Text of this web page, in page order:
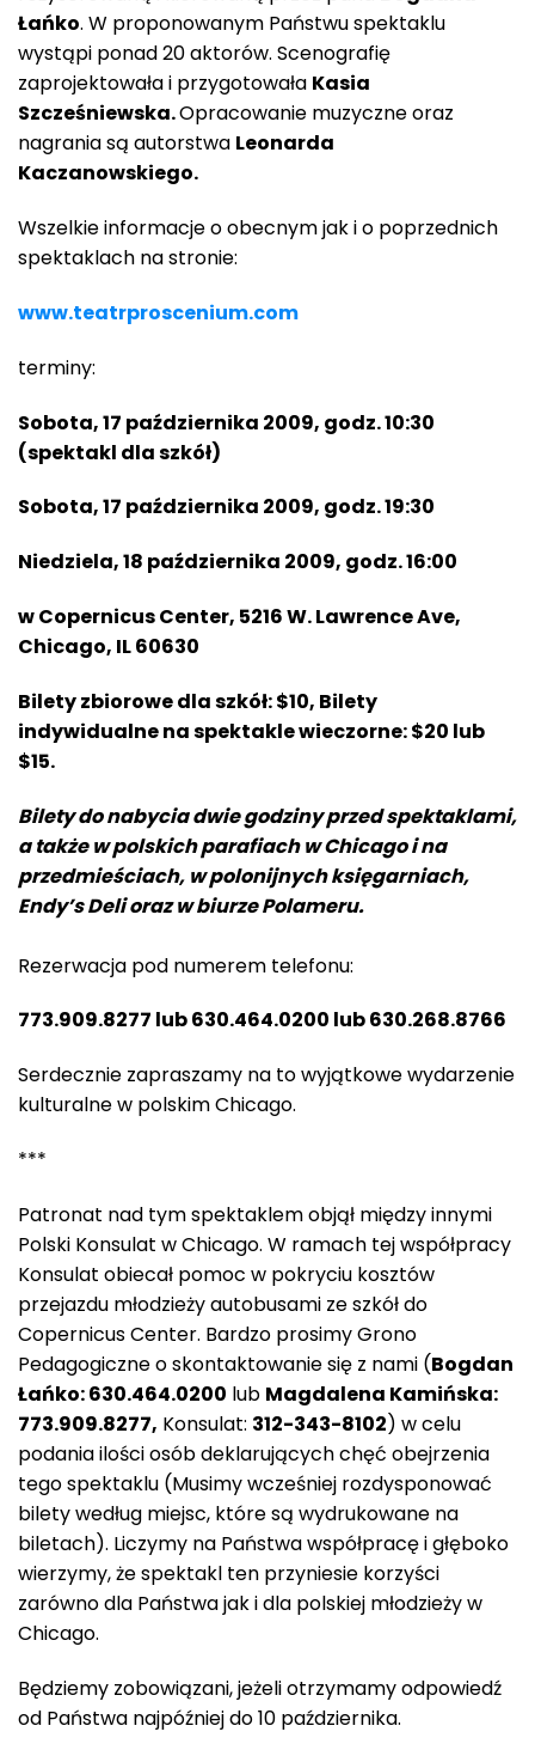
Łańko. W proponowanym Państwu spektaklu
wystąpi ponad 20 aktorów. Scenografię
zaprojektowała i przygotowała Kasia
Szcześniewska.Opracowanie muzyczne oraz
nagrania są autorstwa Leonarda
Kaczanowskiego.
Wszelkie informacje o obecnym jak i o poprzednich
spektaklach na stronie:
www.teatrproscenium.com
terminy:
Sobota, 17 października 2009, godz. 10:30
(spektakl dla szkół)
Sobota, 17 października 2009, godz. 19:30
Niedziela, 18 października 2009, godz. 16:00
w Copernicus Center, 5216 W. Lawrence Ave,
Chicago, IL 60630
Bilety zbiorowe dla szkół: $10, Bilety
indywidualne na spektakle wieczorne: $20 lub
$15.
Bilety do nabycia dwie godziny przed spektaklami,
a także w polskich parafiach w Chicago i na
przedmieściach, w polonijnych księgarniach,
Endy’s Deli oraz w biurze Polameru.
Rezerwacja pod numerem telefonu:
773.909.8277 lub 630.464.0200 lub 630.268.8766
Serdecznie zapraszamy na to wyjątkowe wydarzenie
kulturalne w polskim Chicago.
***
Patronat nad tym spektaklem objął między innymi
Polski Konsulat w Chicago. W ramach tej współpracy
Konsulat obiecał pomoc w pokryciu kosztów
przejazdu młodzieży autobusami ze szkół do
Copernicus Center. Bardzo prosimy Grono
Pedagogiczne o skontaktowanie się z nami (Bogdan
Łańko: 630.464.0200 lub Magdalena Kamińska:
773.909.8277, Konsulat: 312-343-8102) w celu
podania ilości osób deklarujących chęć obejrzenia
tego spektaklu (Musimy wcześniej rozdysponować
bilety według miejsc, które są wydrukowane na
biletach). Liczymy na Państwa współpracę i głęboko
wierzymy, że spektakl ten przyniesie korzyści
zarówno dla Państwa jak i dla polskiej młodzieży w
Chicago.
Będziemy zobowiązani, jeżeli otrzymamy odpowiedź
od Państwa najpóźniej do 10 października.